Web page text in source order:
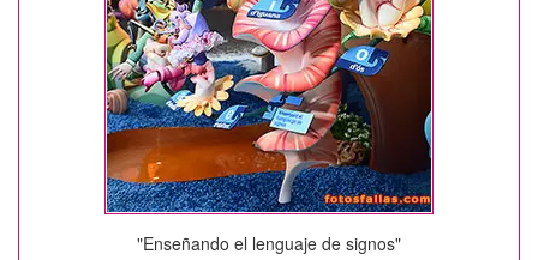
"Enseñando el lenguaje de signos"